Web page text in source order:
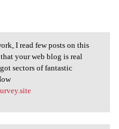
work, I
I read few posts on this
your web blog is real
sectors of fantastic